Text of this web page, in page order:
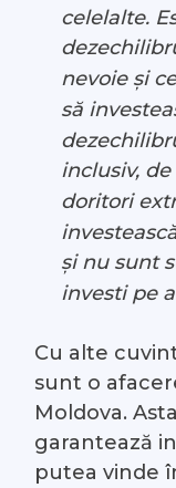
celelalte.
nevoie și
să
inclusiv,
doritori
și nu sunt
investi pe
Cu alte
sunt o
Moldova.
garantează
putea vinde